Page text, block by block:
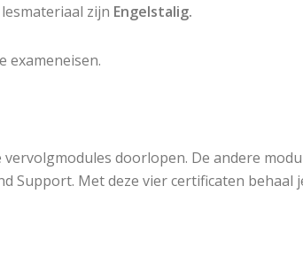
zijn Engelstalig.
exameneisen.
doorlopen. De andere
Support. Met deze vier certificaten behaal